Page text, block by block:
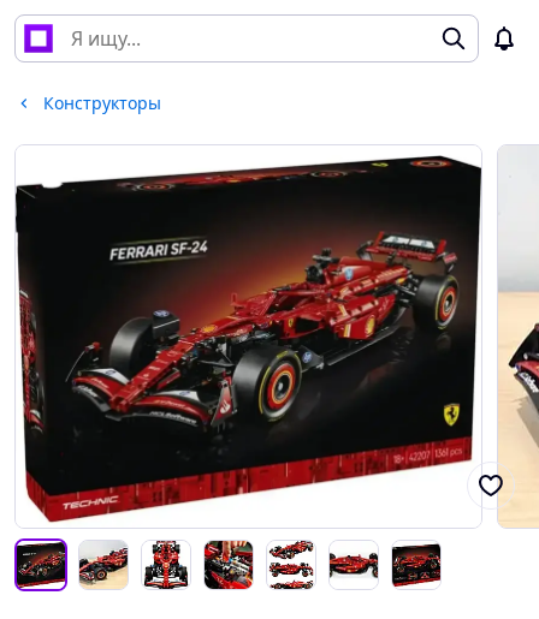
Конструкторы